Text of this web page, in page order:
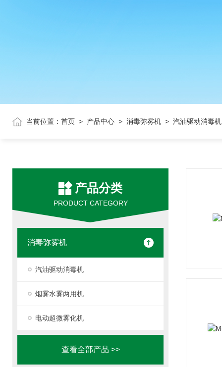
当前位置： 首页 > 产品中心 > 消毒弥雾机 > 汽油驱动消毒机
产品分类
PRODUCT CATEGORY
消毒弥雾机
汽油驱动消毒机
烟雾水雾两用机
电动超微雾化机
查看全部产品 >>